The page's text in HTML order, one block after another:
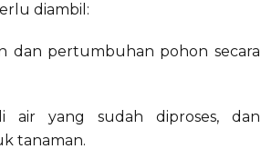
diambil:
dan pertumbuhan pohon secara
air yang sudah diproses, dan
tanaman.